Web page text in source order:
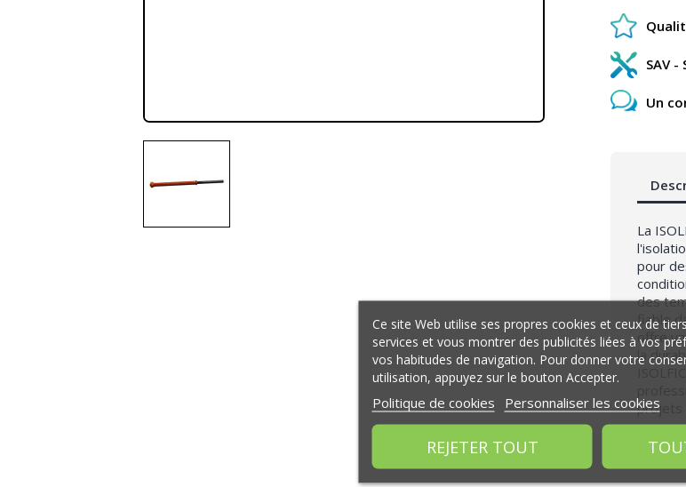
SAV
Un
La
pour
des
fiable
offre
la
projets
Ce site Web utilise ses propres cookies et ceux de
services et vous montrer des publicités liées à vos
vos habitudes de navigation. Pour donner votre
utilisation, appuyez sur le bouton Accepter.
Politique de cookies Personnaliser les cookies
REJETER TOUT